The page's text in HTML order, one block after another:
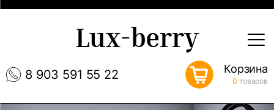
8 903 591 55 22
Lux-berry
Корзина
0 товаров